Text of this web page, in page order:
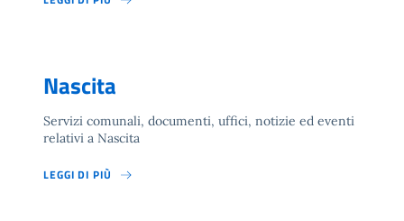
Nascita
Servizi comunali, documenti, uffici, notizie ed eventi
relativi a Nascita
LEGGI DI PIÙ